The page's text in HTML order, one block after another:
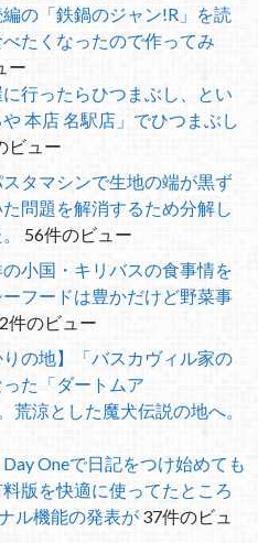
の「鉄鍋のジャン!R」を読
たくなったので作ってみ
ー
に行ったらひつまぶし、とい
本店 名駅店」でひつまぶし
ビュー
スタマシンで生地の端が黒ず
問題を解消するため分解し
56件のビュー
の小国・キリバスの食事情を
フードは豊かだけど野菜事
件のビュー
りの地】「バスカヴィル家の
た「ダートムア
荒涼とした魔犬伝説の地へ。
Day Oneで日記をつけ始めても
版を快適に使ってたところ
ル機能の発表が 37件のビュ